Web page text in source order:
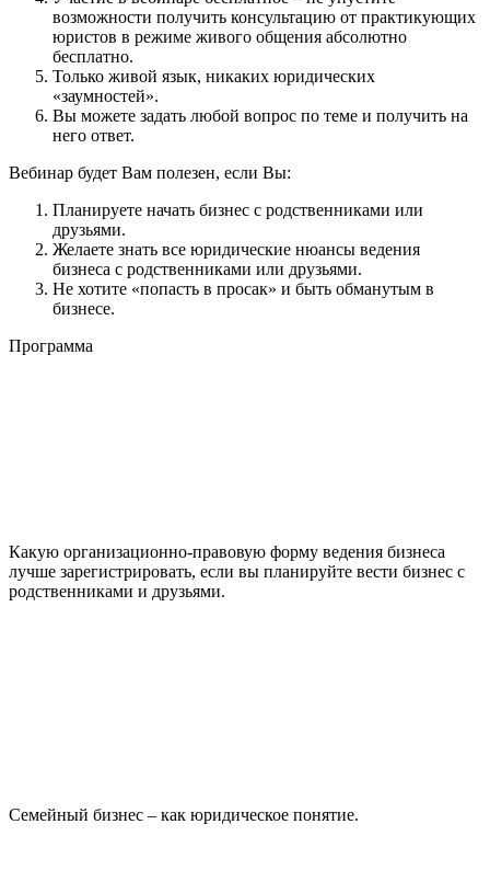
возможности получить консультацию от практикующих
юристов в режиме живого общения абсолютно
бесплатно.
Только живой язык, никаких юридических
«заумностей».
Вы можете задать любой вопрос по теме и получить на
него ответ.
Вебинар будет Вам полезен, если Вы:
Планируете начать бизнес с родственниками или
друзьями.
Желаете знать все юридические нюансы ведения
бизнеса с родственниками или друзьями.
Не хотите «попасть в просак» и быть обманутым в
бизнесе.
Программа
Какую организационно-правовую форму ведения бизнеса
лучше зарегистрировать, если вы планируйте вести бизнес с
родственниками и друзьями.
Семейный бизнес – как юридическое понятие.